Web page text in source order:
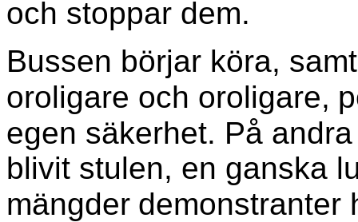
och stoppar dem.
Bussen börjar köra,
oroligare och oroligare,
egen säkerhet. På
blivit stulen, en ganska
mängder demonstranter